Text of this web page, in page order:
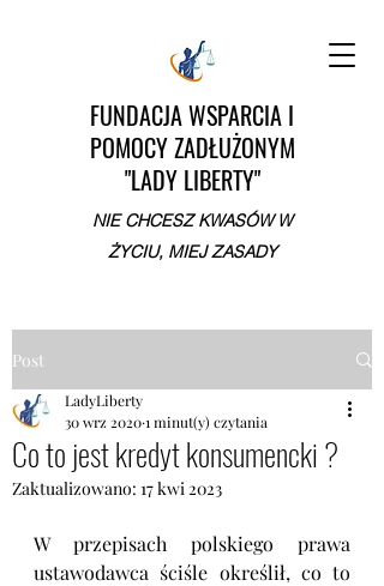
FUNDACJA WSPARCIA I
POMOCY ZADŁUŻONYM
"LADY LIBERTY"
NIE CHCESZ KWASÓW W
ŻYCIU, MIEJ ZASADY
Post
Co to jest kredyt konsumencki ?
LadyLiberty
30 wrz 20201 minut(y) czytania
Zaktualizowano: 17 kwi 2023
W przepisach polskiego prawa
ustawodawca ściśle określił, co to